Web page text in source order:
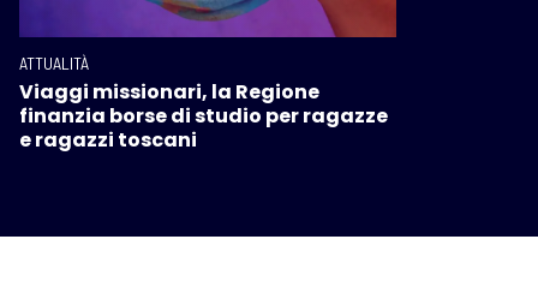
ATTUALITÀ
Viaggi missionari, la Regione
finanzia borse di studio per ragazze
e ragazzi toscani